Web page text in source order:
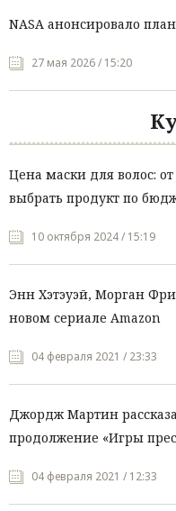
NASA анонсировало
27 мая 2026 / 15:20
Цена маски для волос:
выбрать продукт по
10 октября 2024 / 15:19
Энн Хэтэуэй, Морган
новом сериале Amazon
04 февраля 2021 / 23:33
Джордж Мартин
продолжение «Игры
04 февраля 2021 / 12:33